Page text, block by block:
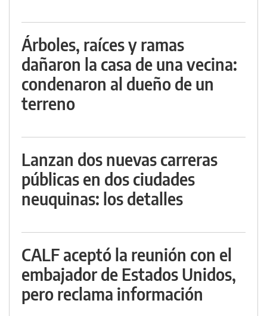
Árboles, raíces y ramas
dañaron la casa de una vecina:
condenaron al dueño de un
terreno
Lanzan dos nuevas carreras
públicas en dos ciudades
neuquinas: los detalles
CALF aceptó la reunión con el
embajador de Estados Unidos,
pero reclama información